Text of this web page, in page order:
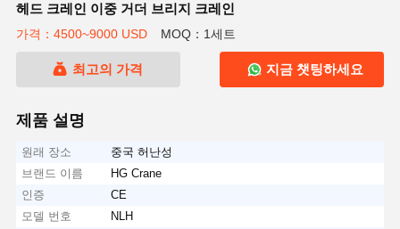
헤드 크레인 이중 거더 브리지 크레인
가격：4500~9000 USD MOQ：1세트
최고의 가격 지금 챗팅하세요
제품 설명
원래 장소
중국 허난성
브랜드 이름
HG Crane
인증
CE
모델 번호
NLH